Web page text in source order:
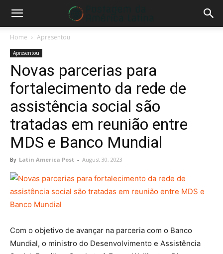
Home Apresentou
Apresentou
Novas parcerias para
fortalecimento da rede de
assistência social são
tratadas em reunião entre
MDS e Banco Mundial
By Latin America Post - August 30, 2023
Com o objetivo de avançar na parceria com o Banco
Mundial, o ministro do Desenvolvimento e Assistência